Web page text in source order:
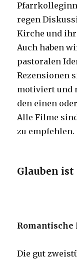
regen
Kirche und
Auch haben
pastoralen
Rezensionen
motiviert und
den einen
Alle Filme
zu empfehlen.
Glauben ist
Romantische
Die gut